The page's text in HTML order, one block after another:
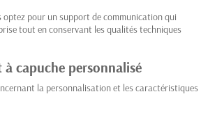
pour un support de communication qui
tout en conservant les qualités techniques
capuche personnalisé
la personnalisation et les caractéristiques